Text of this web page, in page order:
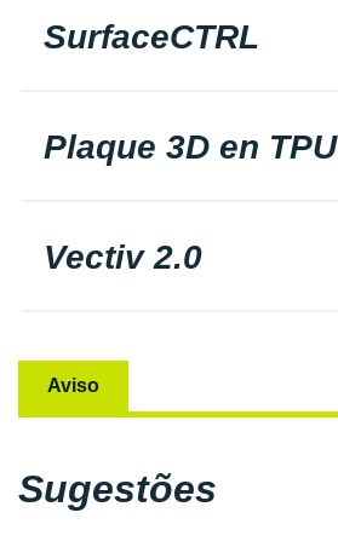
SurfaceCTRL
Plaque 3D en TPU
Vectiv 2.0
Aviso
Sugestões